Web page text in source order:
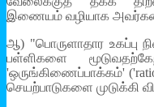
இணையம் வழியாக
ஆ) "பொருளாதார உகப்பு
பள்ளிகளை
'ஒருங்கிணைப்பாக்கம்'
செயற்பாடுகளை முடுக்கி